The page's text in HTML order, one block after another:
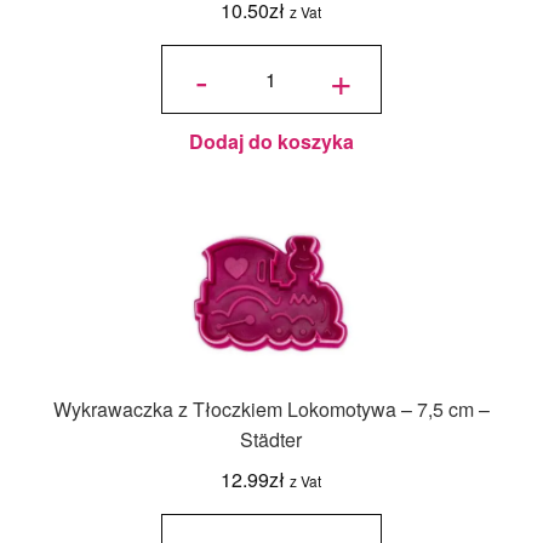
10.50zł z Vat
-
ilość
z Tłoczkiem Städter -
Pies - 6 cm +
Dodaj do koszyka
Wykrawaczka z Tłoczkiem Lokomotywa – 7,5 cm –
Städter
12.99zł z Vat
ilość